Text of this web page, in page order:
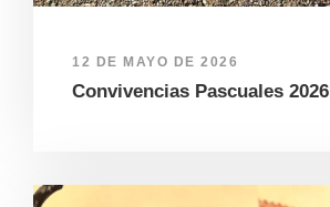
12 DE MAYO DE 2026
Convivencias Pascuales 2026